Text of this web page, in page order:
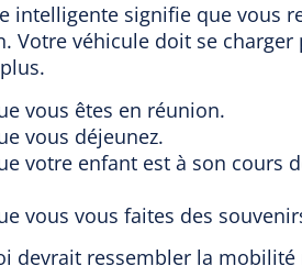
intelligente signifie que vous
Votre véhicule doit se
vous êtes en réunion.
vous déjeunez.
votre enfant est à son cours
vous vous faites des
devrait ressembler la